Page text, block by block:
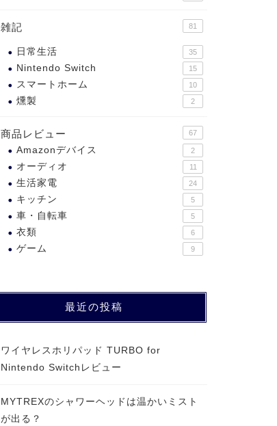
雑記 81
日常生活 35
Nintendo Switch 15
スマートホーム 10
燻製 2
商品レビュー 67
Amazonデバイス 2
オーディオ 11
生活家電 24
キッチン 5
車・自転車 5
衣類 6
ゲーム 9
最近の投稿
ワイヤレスホリパッド TURBO for
Nintendo Switchレビュー
MYTREXのシャワーヘッドは温かいミスト
が出る？